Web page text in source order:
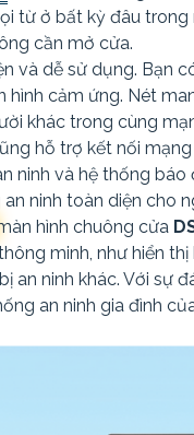
từ ở bất kỳ đâu
cần mở cửa.
và dễ sử dụng. Bạn
cảm ứng. Nét
khác trong cùng
hỗ trợ kết nối
ninh và hệ thống
ninh toàn diện cho
hình chuông cửa
minh, như hiển thị
an ninh khác. Với sự
an ninh gia đình